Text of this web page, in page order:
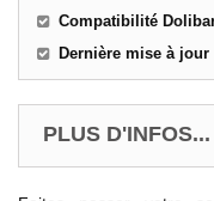
Compatibilité
Dernière mise à jour
PLUS D'INFOS...